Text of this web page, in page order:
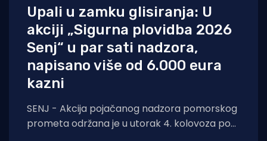
Upali u zamku glisiranja: U
akciji „Sigurna plovidba 2026
Senj“ u par sati nadzora,
napisano više od 6.000 eura
kazni
SENJ - Akcija pojačanog nadzora pomorskog
prometa održana je u utorak 4. kolovoza pod